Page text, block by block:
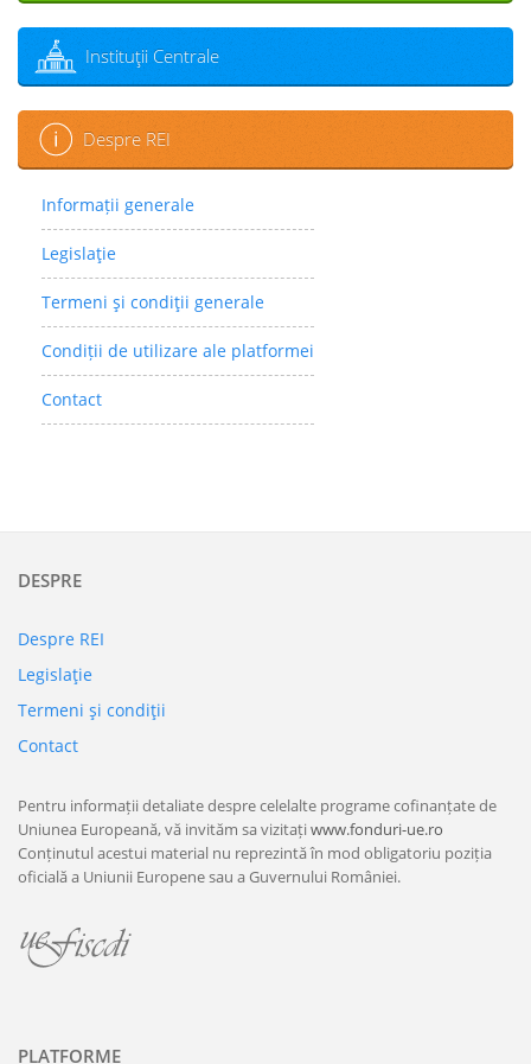
Instituţii Centrale
Despre REI
Informații generale
Legislaţie
Termeni şi condiţii generale
Condiții de utilizare ale platformei
Contact
DESPRE
Despre REI
Legislaţie
Termeni şi condiţii
Contact
Pentru informații detaliate despre celelalte programe cofinanțate de
Uniunea Europeană, vă invităm sa vizitațiwww.fonduri-ue.ro
Conținutul acestui material nu reprezintă în mod obligatoriu poziția
oficială a Uniunii Europene sau a Guvernului României.
PLATFORME